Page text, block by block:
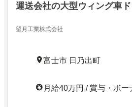
運送会社の大型ウィング車
望月工業株式会社
富士市 日乃出町
月給40万円 / 賞与・ボー